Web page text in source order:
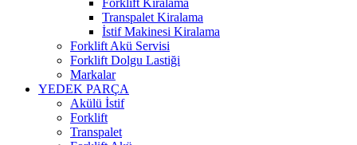
Forklift Kiralama
Transpalet Kiralama
İstif Makinesi Kiralama
Forklift Akü Servisi
Forklift Dolgu Lastiği
Markalar
YEDEK PARÇA
Akülü İstif
Forklift
Transpalet